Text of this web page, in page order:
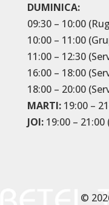
DUMINICA:
09:30 – 10:00
10:00 – 11:00
11:00 – 12:30
16:00 – 18:00
18:00 – 20:00
MARTI: 19:00 –
JOI: 19:00 –
©